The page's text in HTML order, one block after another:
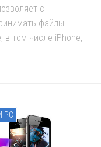
с
файлы
в том числе iPhone,
PC